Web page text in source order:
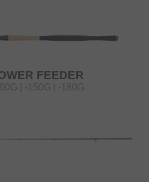
FEEDER
| -150G | -180G